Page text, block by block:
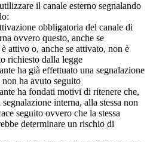
il canale esterno segnalando
obbligatoria del canale di
ovvero questo, anche se
attivo o, anche se attivato, non è
richiesto dalla legge
ha già effettuato una segnalazione
non ha avuto seguito
ha fondati motivi di ritenere che,
segnalazione interna, alla stessa non
seguito ovvero che la stessa
determinare un rischio di